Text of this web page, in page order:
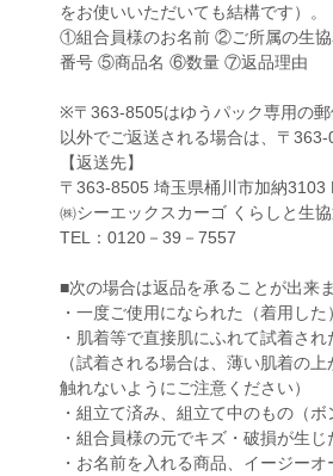
をお使いいただいても結構です）。
①組合員様のお名前 ②ご所属の生
番号 ⑤商品名 ⑥数量 ⑦返品理由
※〒363-8505はゆうパック専用の
以外でご返送される場合は、〒363-
【返送先】
〒363-8505 埼玉県桶川市加納3103
㈱シーエックスカーゴ くらしと生
TEL：0120－39－7557
■次の場合は返品を承ることが出来ま
・一度ご使用になられた（着用した
・肌着等で直接肌にふれて試着され
（試着される場合は、薄い肌着の
触れないようにご注意ください）
・組立て済み、組立て中のもの（ボ
・組合員様の元でキズ・破損が生じ
・お名前を入れる商品、イージー